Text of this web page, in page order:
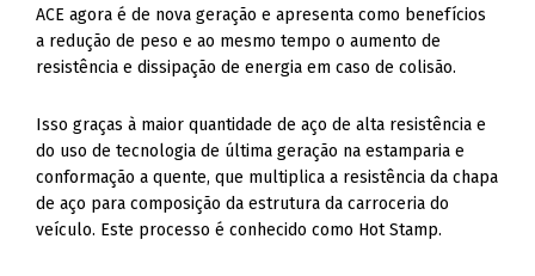
ACE agora é de nova geração e apresenta como benefícios
a redução de peso e ao mesmo tempo o aumento de
resistência e dissipação de energia em caso de colisão.
Isso graças à maior quantidade de aço de alta resistência e
do uso de tecnologia de última geração na estamparia e
conformação a quente, que multiplica a resistência da chapa
de aço para composição da estrutura da carroceria do
veículo. Este processo é conhecido como Hot Stamp.